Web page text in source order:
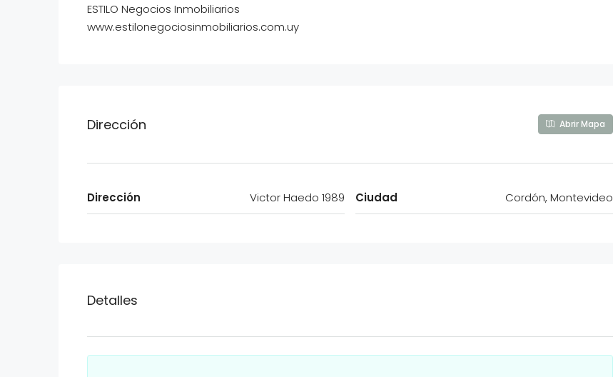
ESTILO Negocios Inmobiliarios
www.estilonegociosinmobiliarios.com.uy
Dirección Abrir Mapa
Dirección Victor Haedo 1989 Ciudad Cordón, Montevideo
Detalles